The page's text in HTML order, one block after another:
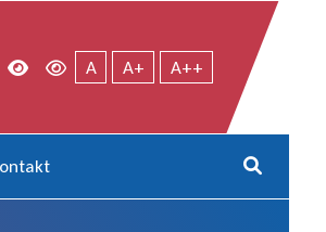
Wersja kontrastowa
Wersja domyślna
A A+ A++